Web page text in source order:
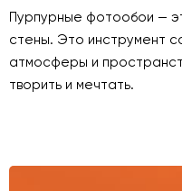
Пурпурные фотообои —
стены. Это инструмент
атмосферы и
творить и мечтать.